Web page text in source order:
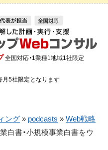
全国対応・1業種1地域1社限定
月5社限定となります
ング » podcasts » Web戦略
白書・小規模事業白書をウ